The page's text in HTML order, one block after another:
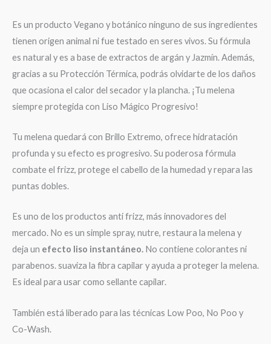
Es un producto Vegano y botánico ninguno de sus ingredientes
tienen origen animal ni fue testado en seres vivos. Su fórmula
es natural y es a base de extractos de argán y Jazmín. Además,
gracias a su Protección Térmica, podrás olvidarte de los daños
que ocasiona el calor del secador y la plancha. ¡Tu melena
siempre protegida con Liso Mágico Progresivo!
Tu melena quedará con Brillo Extremo, ofrece hidratación
profunda y su efecto es progresivo. Su poderosa fórmula
combate el frizz, protege el cabello de la humedad y repara las
puntas dobles.
Es uno de los productos anti frizz, más innovadores del
mercado. No es un simple spray, nutre, restaura la melena y
deja un efecto liso instantáneo. No contiene colorantes ni
parabenos. suaviza la fibra capilar y ayuda a proteger la melena.
Es ideal para usar como sellante capilar.
También está liberado para las técnicas Low Poo, No Poo y
Co-Wash.